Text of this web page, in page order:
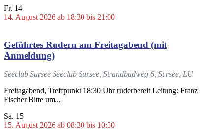
Fr. 14
14. August 2026 ab 18:30 bis 21:00
Geführtes Rudern am Freitagabend (mit
Anmeldung)
Seeclub Sursee Seeclub Sursee, Strandbadweg 6, Sursee, LU
Freitagabend, Treffpunkt 18:30 Uhr ruderbereit Leitung: Franz
Fischer Bitte um...
Sa. 15
15. August 2026 ab 08:30 bis 10:30